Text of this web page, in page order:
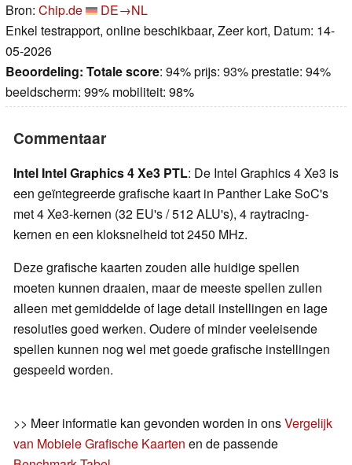
Bron: Chip.de
DE→NL
Enkel testrapport, online beschikbaar, Zeer kort, Datum: 14-
05-2026
Beoordeling: Totale score: 94% prijs: 93% prestatie: 94%
beeldscherm: 99% mobiliteit: 98%
Commentaar
Intel Intel Graphics 4 Xe3 PTL: De Intel Graphics 4 Xe3 is
een geïntegreerde grafische kaart in Panther Lake SoC's
met 4 Xe3-kernen (32 EU's / 512 ALU's), 4 raytracing-
kernen en een kloksnelheid tot 2450 MHz.
Deze grafische kaarten zouden alle huidige spellen
moeten kunnen draaien, maar de meeste spellen zullen
alleen met gemiddelde of lage detail instellingen en lage
resoluties goed werken. Oudere of minder veeleisende
spellen kunnen nog wel met goede grafische instellingen
gespeeld worden.
>> Meer informatie kan gevonden worden in onsVergelijk
van Mobiele Grafische Kaarten en de passende